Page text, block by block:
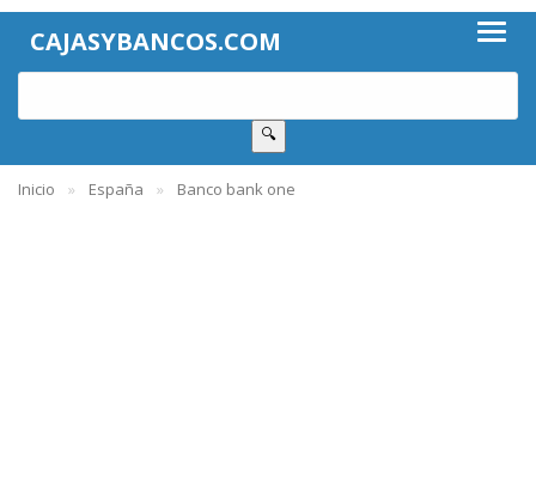
CAJASYBANCOS.COM
🔍
Inicio España Banco bank one